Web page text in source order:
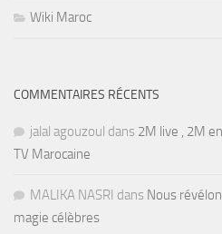
Wiki Maroc
COMMENTAIRES RÉCENTS
jalal agouzoul dans 2M live , 2M
TV Marocaine
MALIKA NASRI dans Nous
magie célèbres